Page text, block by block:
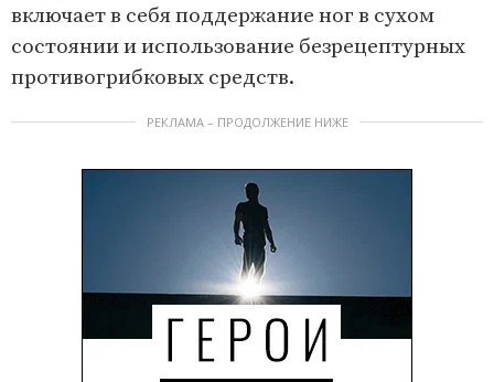
включает в себя поддержание ног в сухом
состоянии и использование безрецептурных
противогрибковых средств.
РЕКЛАМА – ПРОДОЛЖЕНИЕ НИЖЕ